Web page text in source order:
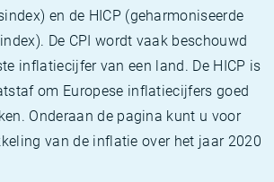
en de HICP (geharmoniseerde
De CPI wordt vaak beschouwd
inflatiecijfer van een land. De HICP is
om Europese inflatiecijfers goed
Onderaan de pagina kunt u voor
van de inflatie over het jaar 2020